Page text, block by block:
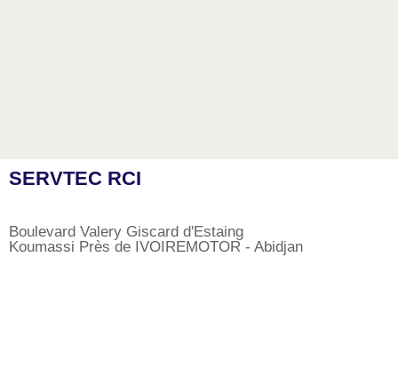
SERVTEC RCI
Boulevard Valery Giscard d'Estaing
Koumassi Près de IVOIREMOTOR - Abidjan